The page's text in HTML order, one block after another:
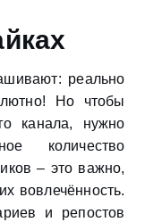
реально
Но чтобы
канала, нужно
количество
– это важно,
вовлечённость.
и репостов